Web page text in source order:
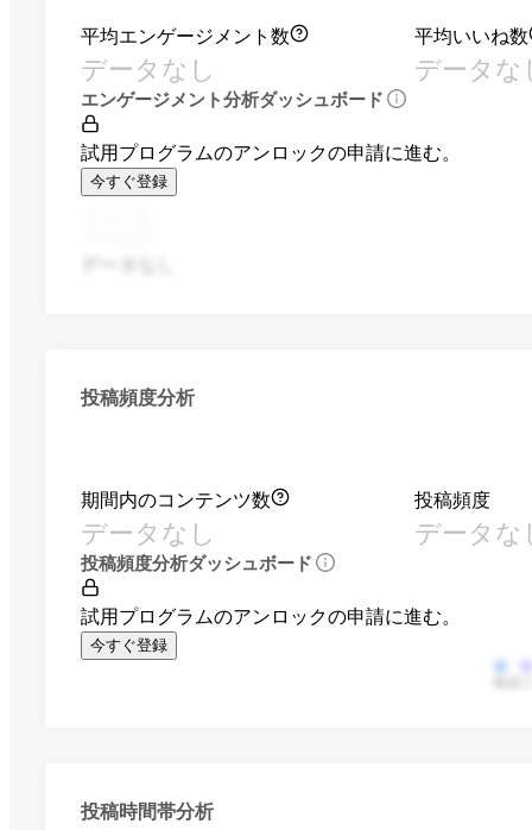
平均エンゲージメント数
データなし
平均いいね数
データな
エンゲージメント分析ダッシュボード
試用プログラムのアンロックの申請に進む。
今すぐ登録
投稿頻度分析
期間内のコンテンツ数
データなし
投稿頻度
データな
投稿頻度分析ダッシュボード
試用プログラムのアンロックの申請に進む。
今すぐ登録
投稿時間帯分析